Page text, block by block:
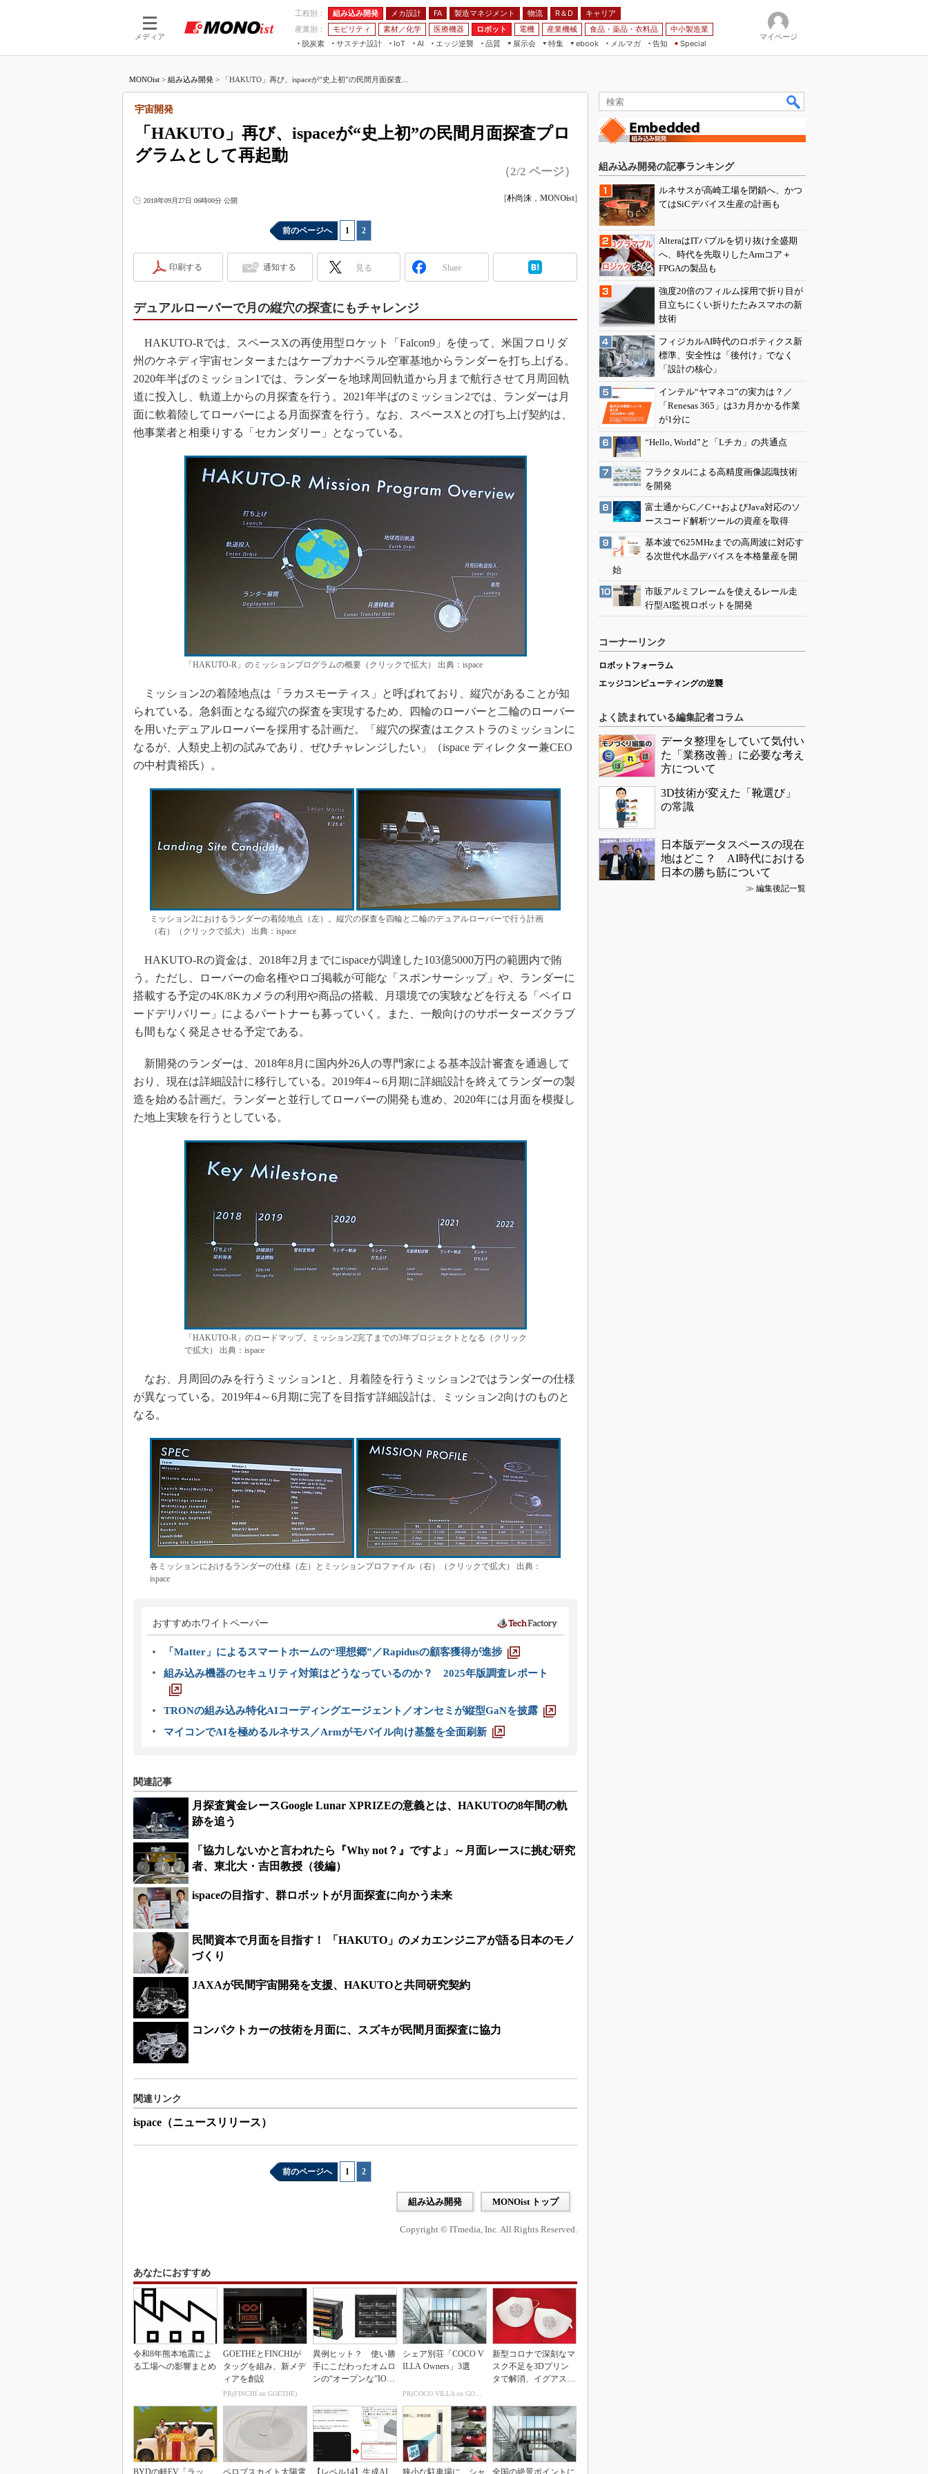
メディア
工程別： 組み込み開発 メカ設計 FA 製造マネジメント 物流 R＆D
キャリア
産業別：
モビリティ 素材／化学 医療機器 ロボット 電機 産業機械 食品・薬品・衣料品
中小製造業
脱炭素
サステナ設計
IoT
つながる工場
AI
AI×設備保全
エッジ逆襲 品質
展示会
JIMTOF
IIFES
日本ものづくりワールド
AUTOMOTIVE WORLD
産業オープンネット展
特集
フィールドサービス
ISO26262
3Dプリンタ
S＆OP
インダストリー4.0
イノベーション
製造業ビッグデータ
植物工場
知財マネジメント
制御セキュリティ
新型コロナへの対応
ebook
FA
モビリティ
メルマガ
告知 Special
マイページ
MONOist > 組み込み開発 > 「HAKUTO」再び、ispaceが“史上初”の民間月面探査...
「HAKUTO」再び、ispaceが“史上初”の民間月面探査プロ
グラムとして再起動
宇宙開発
（2/2 ページ）
2018年09月27日 06時00分 公開 [朴尚洙 ， MONOist]
前のページへ 1 2
印刷する 通知する 見る Share
デュアルローバーで月の縦穴の探査にもチャレンジ
HAKUTO-Rでは、スペースXの再使用型ロケット「Falcon9」を使って、米国フロリダ
州のケネディ宇宙センターまたはケープカナベラル空軍基地からランダーを打ち上げる。
2020年半ばのミッション1では、ランダーを地球周回軌道から月まで航行させて月周回軌
道に投入し、軌道上からの月探査を行う。2021年半ばのミッション2では、ランダーは月
面に軟着陸してローバーによる月面探査を行う。なお、スペースXとの打ち上げ契約は、
他事業者と相乗りする「セカンダリー」となっている。
「HAKUTO-R」のミッションプログラムの概要（クリックで拡大） 出典：ispace
ミッション2の着陸地点は「ラカスモーティス」と呼ばれており、縦穴があることが知
られている。急斜面となる縦穴の探査を実現するため、四輪のローバーと二輪のローバー
を用いたデュアルローバーを採用する計画だ。「縦穴の探査はエクストラのミッションに
なるが、人類史上初の試みであり、ぜひチャレンジしたい」（ispace ディレクター兼CEO
の中村貴裕氏）。
ミッション2におけるランダーの着陸地点（左）。縦穴の探査を四輪と二輪のデュアルローバーで行う計画
（右）（クリックで拡大） 出典：ispace
HAKUTO-Rの資金は、2018年2月までにispaceが調達した103億5000万円の範囲内で賄
う。ただし、ローバーの命名権やロゴ掲載が可能な「スポンサーシップ」や、ランダーに
搭載する予定の4K/8Kカメラの利用や商品の搭載、月環境での実験などを行える「ペイロ
ードデリバリー」によるパートナーも募っていく。また、一般向けのサポーターズクラブ
も間もなく発足させる予定である。
新開発のランダーは、2018年8月に国内外26人の専門家による基本設計審査を通過して
おり、現在は詳細設計に移行している。2019年4～6月期に詳細設計を終えてランダーの製
造を始める計画だ。ランダーと並行してローバーの開発も進め、2020年には月面を模擬し
た地上実験を行うとしている。
「HAKUTO-R」のロードマップ。ミッション2完了までの3年プロジェクトとなる（クリック
で拡大） 出典：ispace
なお、月周回のみを行うミッション1と、月着陸を行うミッション2ではランダーの仕様
が異なっている。2019年4～6月期に完了を目指す詳細設計は、ミッション2向けのものと
なる。
各ミッションにおけるランダーの仕様（左）とミッションプロファイル（右）（クリックで拡大） 出典：
ispace
おすすめホワイトペーパー
「Matter」によるスマートホームの“理想郷”／Rapidusの顧客獲得が進捗
組み込み機器のセキュリティ対策はどうなっているのか？ 2025年版調査レポート
TRONの組み込み特化AIコーディングエージェント／オンセミが縦型GaNを披露
マイコンでAIを極めるルネサス／Armがモバイル向け基盤を全面刷新
関連記事
月探査賞金レースGoogle Lunar XPRIZEの意義とは、HAKUTOの8年間の軌
跡を追う
「協力しないかと言われたら『Why not？』ですよ」～月面レースに挑む研究
者、東北大・吉田教授（後編）
ispaceの目指す、群ロボットが月面探査に向かう未来
民間資本で月面を目指す！ 「HAKUTO」のメカエンジニアが語る日本のモノ
づくり
JAXAが民間宇宙開発を支援、HAKUTOと共同研究契約
コンパクトカーの技術を月面に、スズキが民間月面探査に協力
関連リンク
ispace（ニュースリリース）
前のページへ 1 2
組み込み開発 MONOist トップ
Copyright © ITmedia, Inc. All Rights Reserved.
あなたにおすすめ
令和8年熊本地震によ
る工場への影響まとめ
GOETHEとFINCHIが
タッグを組み、新メデ
ィアを創設
PR(FINCHI on GOETHE)
異例ヒット？ 使い勝
手にこだわったオムロ
ンの“オープンな”IO-L
シェア別荘「COCO V
ILLA Owners」3選
PR(COCO VILLA on GOETHE)
新型コロナで深刻なマ
スク不足を3Dプリン
タで解消、イグアスが
組み込み開発の記事ランキング
ルネサスが高崎工場を閉鎖へ、かつ
てはSiCデバイス生産の計画も
AlteraはITバブルを切り抜け全盛期
へ、時代を先取りしたArmコア＋
FPGAの製品も
強度20倍のフィルム採用で折り目が
目立ちにくい折りたたみスマホの新
技術
フィジカルAI時代のロボティクス新
標準、安全性は「後付け」でなく
「設計の核心」
インテル“ヤマネコ”の実力は？／
「Renesas 365」は3カ月かかる作業
が1分に
“Hello, World”と「Lチカ」の共通点
フラクタルによる高精度画像認識技術
を開発
富士通からC／C++およびJava対応のソ
ースコード解析ツールの資産を取得
基本波で625MHzまでの高周波に対応す
る次世代水晶デバイスを本格量産を開
始
市販アルミフレームを使えるレール走
行型AI監視ロボットを開発
コーナーリンク
ロボットフォーラム
エッジコンピューティングの逆襲
よく読まれている編集記者コラム
データ整理をしていて気付い
た「業務改善」に必要な考え
方について
3D技術が変えた「靴選び」
の常識
日本版データスペースの現在
地はどこ？ AI時代における
日本の勝ち筋について
≫ 編集後記一覧